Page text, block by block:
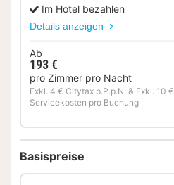
Im Hotel bezahlen
Details anzeigen
Ab
193 €
pro Zimmer pro Nacht
Exkl. 4 € Citytax p.P.p.N. & Exkl. 10 €
Servicekosten pro Buchung
Basispreise